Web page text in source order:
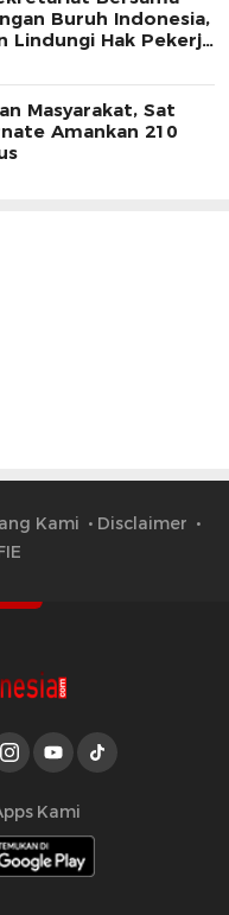
Buruh Indonesia,
Lindungi Hak Pekerja
Masyarakat, Sat
Amankan 210
Kami
Disclaimer
Kami